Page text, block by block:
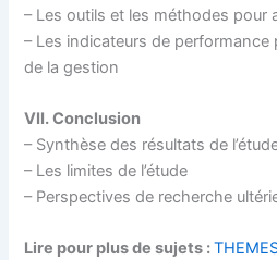
– Les outils et les méthodes pour
– Les indicateurs de performance
de la gestion
VII. Conclusion
– Synthèse des résultats de
– Les limites de l’étude
– Perspectives de recherche
Lire pour plus de sujets :